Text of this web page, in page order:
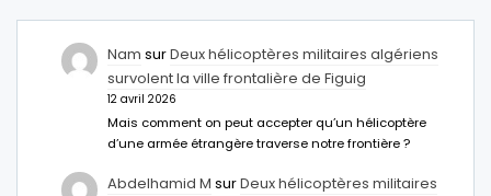
Nam surDeux hélicoptères militaires algériens
survolent la ville frontalière de Figuig
12 avril 2026
Mais comment on peut accepter qu’un hélicoptère
d’une armée étrangère traverse notre frontière ?
Abdelhamid M surDeux hélicoptères militaires